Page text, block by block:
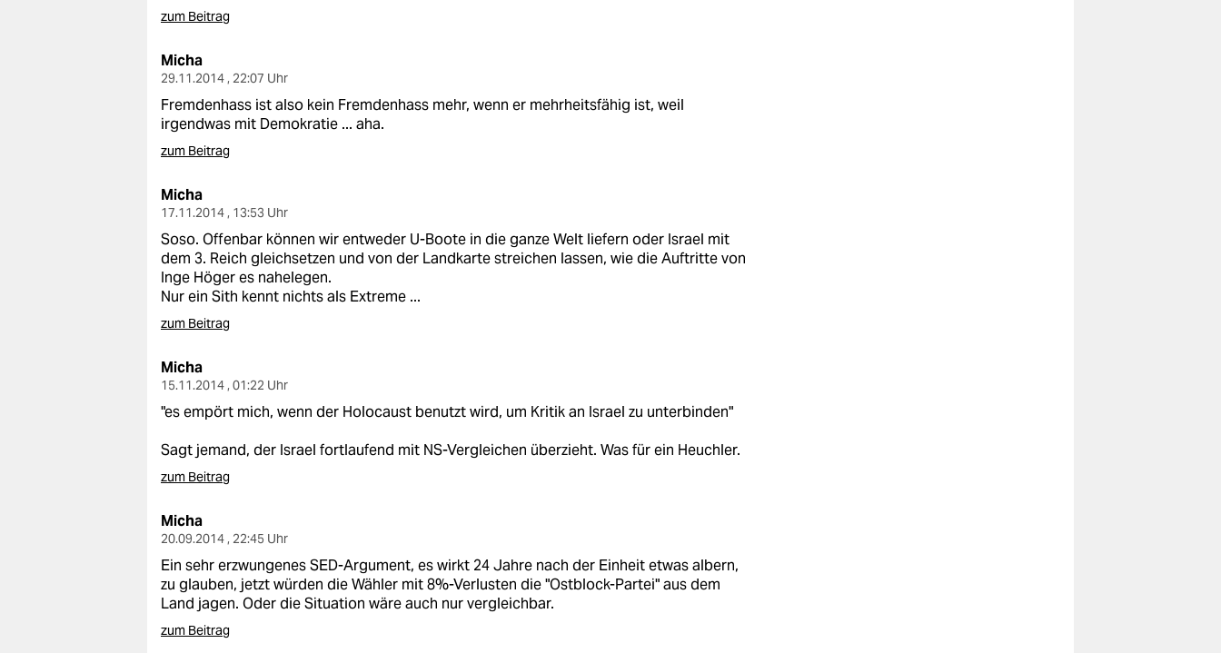
zum Beitrag
Micha
29.11.2014 , 22:07 Uhr
Fremdenhass ist also kein Fremdenhass mehr, wenn er mehrheitsfähig ist, weil
irgendwas mit Demokratie ... aha.
zum Beitrag
Micha
17.11.2014 , 13:53 Uhr
Soso. Offenbar können wir entweder U-Boote in die ganze Welt liefern oder Israel mit
dem 3. Reich gleichsetzen und von der Landkarte streichen lassen, wie die Auftritte von
Inge Höger es nahelegen.
Nur ein Sith kennt nichts als Extreme ...
zum Beitrag
Micha
15.11.2014 , 01:22 Uhr
"es empört mich, wenn der Holocaust benutzt wird, um Kritik an Israel zu unterbinden"
Sagt jemand, der Israel fortlaufend mit NS-Vergleichen überzieht. Was für ein Heuchler.
zum Beitrag
Micha
20.09.2014 , 22:45 Uhr
Ein sehr erzwungenes SED-Argument, es wirkt 24 Jahre nach der Einheit etwas albern,
zu glauben, jetzt würden die Wähler mit 8%-Verlusten die "Ostblock-Partei" aus dem
Land jagen. Oder die Situation wäre auch nur vergleichbar.
zum Beitrag